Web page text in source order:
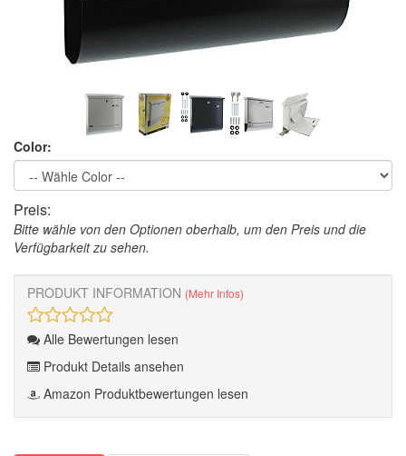
Color:
Preis:
Bitte wähle von den Optionen oberhalb, um den Preis und die
Verfügbarkeit zu sehen.
PRODUKT INFORMATION (Mehr Infos)
Alle Bewertungen lesen
Produkt Details ansehen
Amazon Produktbewertungen lesen